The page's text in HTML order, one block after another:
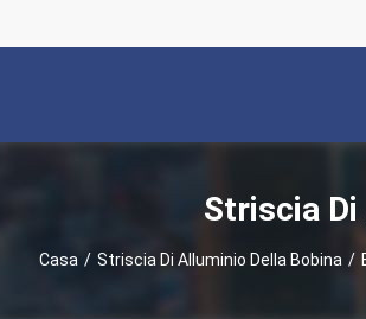
Striscia
Casa / Striscia Di Alluminio Della Bobina /